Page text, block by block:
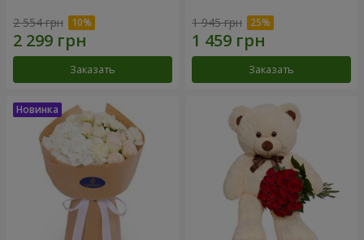
2 554 грн
Заказать
1 945 грн
Заказать